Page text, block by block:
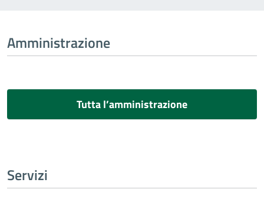
Amministrazione
Tutta l’amministrazione
Servizi